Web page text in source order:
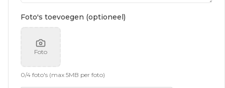
Foto's toevoegen (optioneel)
Foto
0/4 foto's (max 5MB per foto)